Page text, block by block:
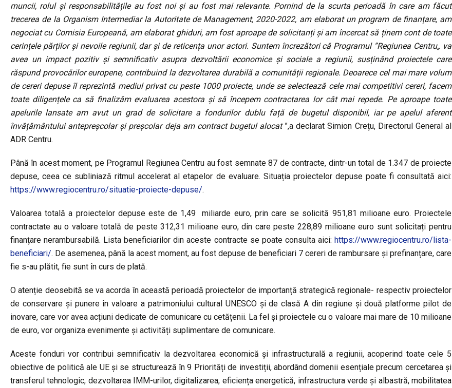
muncii, rolul și responsabilitățile au fost noi și au fost mai relevante. Pornind de la scurta perioadă în care am făcut
trecerea de la Organism Intermediar la Autoritate de Management, 2020-2022, am elaborat un program de finanțare, am
negociat cu Comisia Europeană, am elaborat ghiduri, am fost aproape de solicitanți și am încercat să ținem cont de toate
cerințele părților și nevoile regiunii, dar și de reticența unor actori. Suntem încrezători că Programul ”Regiunea Centru„ va
avea un impact pozitiv și semnificativ asupra dezvoltării economice și sociale a regiunii, susținând proiectele care
răspund provocărilor europene, contribuind la dezvoltarea durabilă a comunității regionale. Deoarece cel mai mare volum
de cereri depuse îl reprezintă mediul privat cu peste 1000 proiecte, unde se selectează cele mai competitivi cereri, facem
toate diligențele ca să finalizăm evaluarea acestora și să începem contractarea lor cât mai repede. Pe aproape toate
apelurile lansate am avut un grad de solicitare a fondurilor dublu față de bugetul disponibil, iar pe apelul aferent
învățământului antepreșcolar și preșcolar deja am contract bugetul alocat ”,a declarat Simion Crețu, Directorul General al
ADR Centru.
Până în acest moment, pe Programul Regiunea Centru au fost semnate 87 de contracte, dintr-un total de 1.347 de proiecte
depuse, ceea ce subliniază ritmul accelerat al etapelor de evaluare. Situația proiectelor depuse poate fi consultată aici:
https://www.regiocentru.ro/situatie-proiecte-depuse/.
Valoarea totală a proiectelor depuse este de 1,49 miliarde euro, prin care se solicită 951,81 milioane euro. Proiectele
contractate au o valoare totală de peste 312,31 milioane euro, din care peste 228,89 milioane euro sunt solicitați pentru
finanțare nerambursabilă. Lista beneficiarilor din aceste contracte se poate consulta aici: https://www.regiocentru.ro/lista-
beneficiari/. De asemenea, până la acest moment, au fost depuse de beneficiari 7 cereri de rambursare și prefinanțare, care
fie s-au plătit, fie sunt în curs de plată.
O atenție deosebită se va acorda în această perioadă proiectelor de importanță strategică regionale- respectiv proiectelor
de conservare și punere în valoare a patrimoniului cultural UNESCO și de clasă A din regiune și două platforme pilot de
inovare, care vor avea acțiuni dedicate de comunicare cu cetățenii. La fel și proiectele cu o valoare mai mare de 10 milioane
de euro, vor organiza evenimente și activități suplimentare de comunicare.
Aceste fonduri vor contribui semnificativ la dezvoltarea economică și infrastructurală a regiunii, acoperind toate cele 5
obiective de politică ale UE și se structurează în 9 Priorități de investiții, abordând domenii esențiale precum cercetarea și
transferul tehnologic, dezvoltarea IMM-urilor, digitalizarea, eficiența energetică, infrastructura verde și albastră, mobilitatea